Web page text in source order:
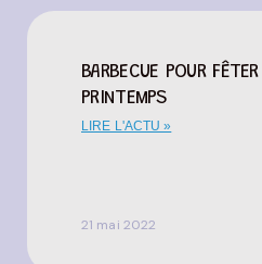
BARBECUE POUR
PRINTEMPS
LIRE L'ACTU »
21 mai 2022